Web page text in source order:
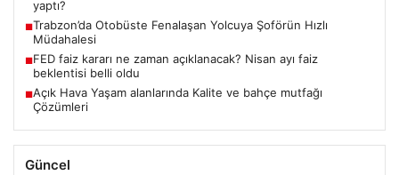
yaptı?
■Trabzon’da Otobüste Fenalaşan Yolcuya Şoförün Hızlı
Müdahalesi
■FED faiz kararı ne zaman açıklanacak? Nisan ayı faiz
beklentisi belli oldu
■Açık Hava Yaşam alanlarında Kalite ve bahçe mutfağı
Çözümleri
Güncel